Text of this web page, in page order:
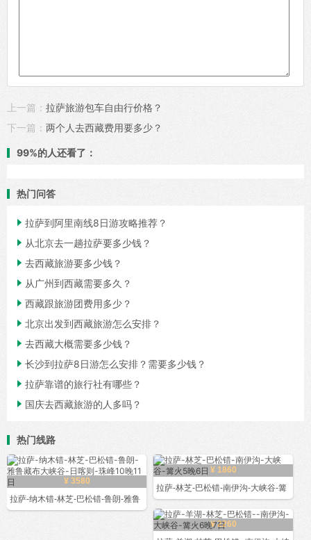
上一篇： 拉萨旅游包车自由行价格？
下一篇： 两个人去西藏费用要多少？
99%的人还看了：
热门问答
 拉萨到阿里南线8日游攻略推荐？
 从北京去一趟拉萨要多少钱？
 去西藏旅游要多少钱？
 从广州到西藏需要多久？
 西藏跟旅游团费用多少？
 北京出发到西藏旅游怎么安排？
 去西藏大概需要多少钱？
 长沙到拉萨8日游怎么安排？需要多少钱？
 拉萨靠谱的旅行社有哪些？
 国庆去西藏旅游的人多吗？
热门线路
¥ 3580
拉萨-纳木错-林芝-巴松错-鲁朗-雅鲁
¥ 1860
拉萨-林芝-巴松错-南伊沟-大峡谷-篝
¥ 2260